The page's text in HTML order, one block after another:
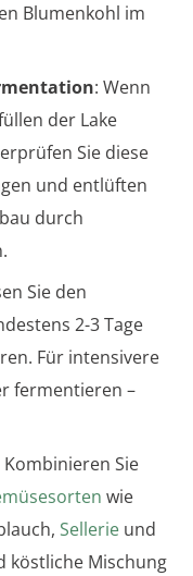
Blumenkohl im
: Wenn
der Lake
Sie diese
und entlüften
durch
Sie den
2-3 Tage
Für intensivere
fermentieren –
Kombinieren Sie
wie
Sellerie und
köstliche Mischung